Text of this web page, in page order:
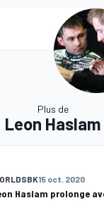
Plus de
Leon Haslam
15 oct. 2020
Haslam prolonge